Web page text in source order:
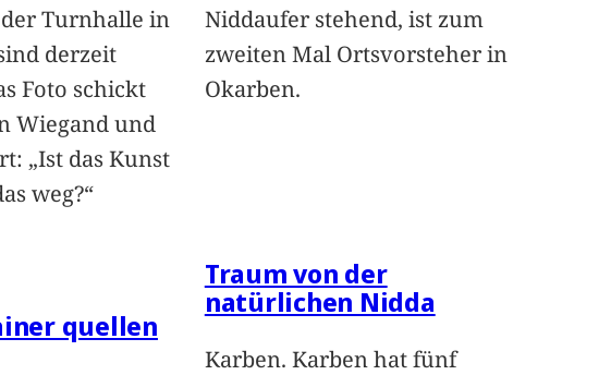
Turnhalle in
derzeit
Foto schickt
Wiegand und
„Ist das Kunst
weg?“
quellen
Niddaufer stehend, ist zum
zweiten Mal Ortsvorsteher in
Okarben.
Traum von der
natürlichen Nidda
Karben. Karben hat fünf